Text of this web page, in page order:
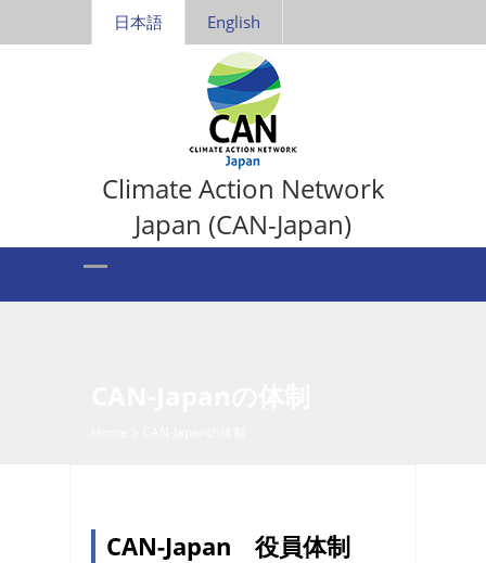
日本語 English
Climate Action Network
Japan (CAN-Japan)
CAN-Japan 役員体制